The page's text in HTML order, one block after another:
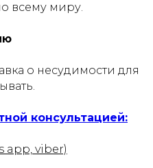
всему миру.
о несудимости для
консультацией:
app, viber)